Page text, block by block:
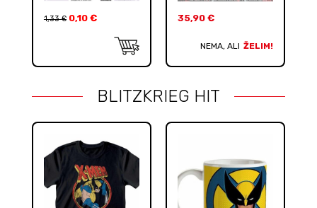
1,33€ 0,10 € 35,90 €
NEMA, ALI ŽELIM!
BLITZKRIEG HIT